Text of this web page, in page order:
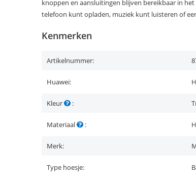
knoppen en aansluitingen blijven bereikbaar in
telefoon kunt opladen, muziek kunt luisteren of
Kenmerken
Artikelnummer:
Huawei:
Kleur :
Materiaal :
Merk:
Type hoesje: